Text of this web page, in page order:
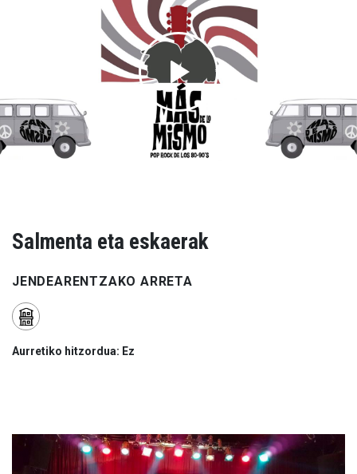
Salmenta eta eskaerak
JENDEARENTZAKO ARRETA
Aurretiko hitzordua: Ez